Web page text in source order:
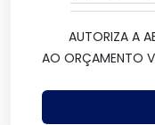
AUTORIZA A
AO ORÇAMENTO